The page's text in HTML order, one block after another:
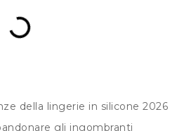
della lingerie in silicone 2026
gli ingombranti